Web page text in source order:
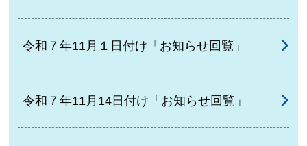
令和７年11月１日付け「お知らせ回覧」
令和７年11月14日付け「お知らせ回覧」